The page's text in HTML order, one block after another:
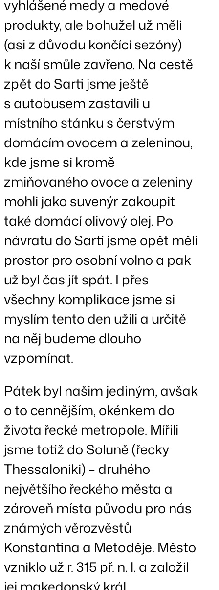
vyhlášené medy a medové
produkty, ale bohužel už měli
(asi z důvodu končící sezóny)
k naší smůle zavřeno. Na cestě
zpět do Sarti jsme ještě
s autobusem zastavili u
místního stánku s čerstvým
domácím ovocem a zeleninou,
kde jsme si kromě
zmiňovaného ovoce a zeleniny
mohli jako suvenýr zakoupit
také domácí olivový olej. Po
návratu do Sarti jsme opět měli
prostor pro osobní volno a pak
už byl čas jít spát. I přes
všechny komplikace jsme si
myslím tento den užili a určitě
na něj budeme dlouho
vzpomínat.
Pátek byl našim jediným, avšak
o to cennějším, okénkem do
života řecké metropole. Mířili
jsme totiž do Soluně (řecky
Thessaloniki) – druhého
největšího řeckého města a
zároveň místa původu pro nás
známých věrozvěstů
Konstantina a Metoděje. Město
vzniklo už r. 315 př. n. l. a založil